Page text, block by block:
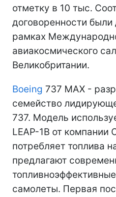
отметку в 10 тыс.
договоренности были
рамках
авиакосмического
Великобритании.
Boeing 737 MAX -
семейство
737. Модель
LEAP-1B от компании
потребляет топлива
предлагают
самолеты. Первая